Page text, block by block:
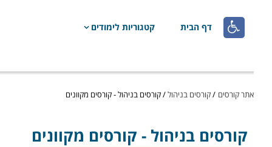
 דף הבית קטגוריות לימודים
אתר קורסים /קורסים בניהול/קורסים בניהול - קורסים מקוונים
קורסים בניהול- קורסים מקוונים